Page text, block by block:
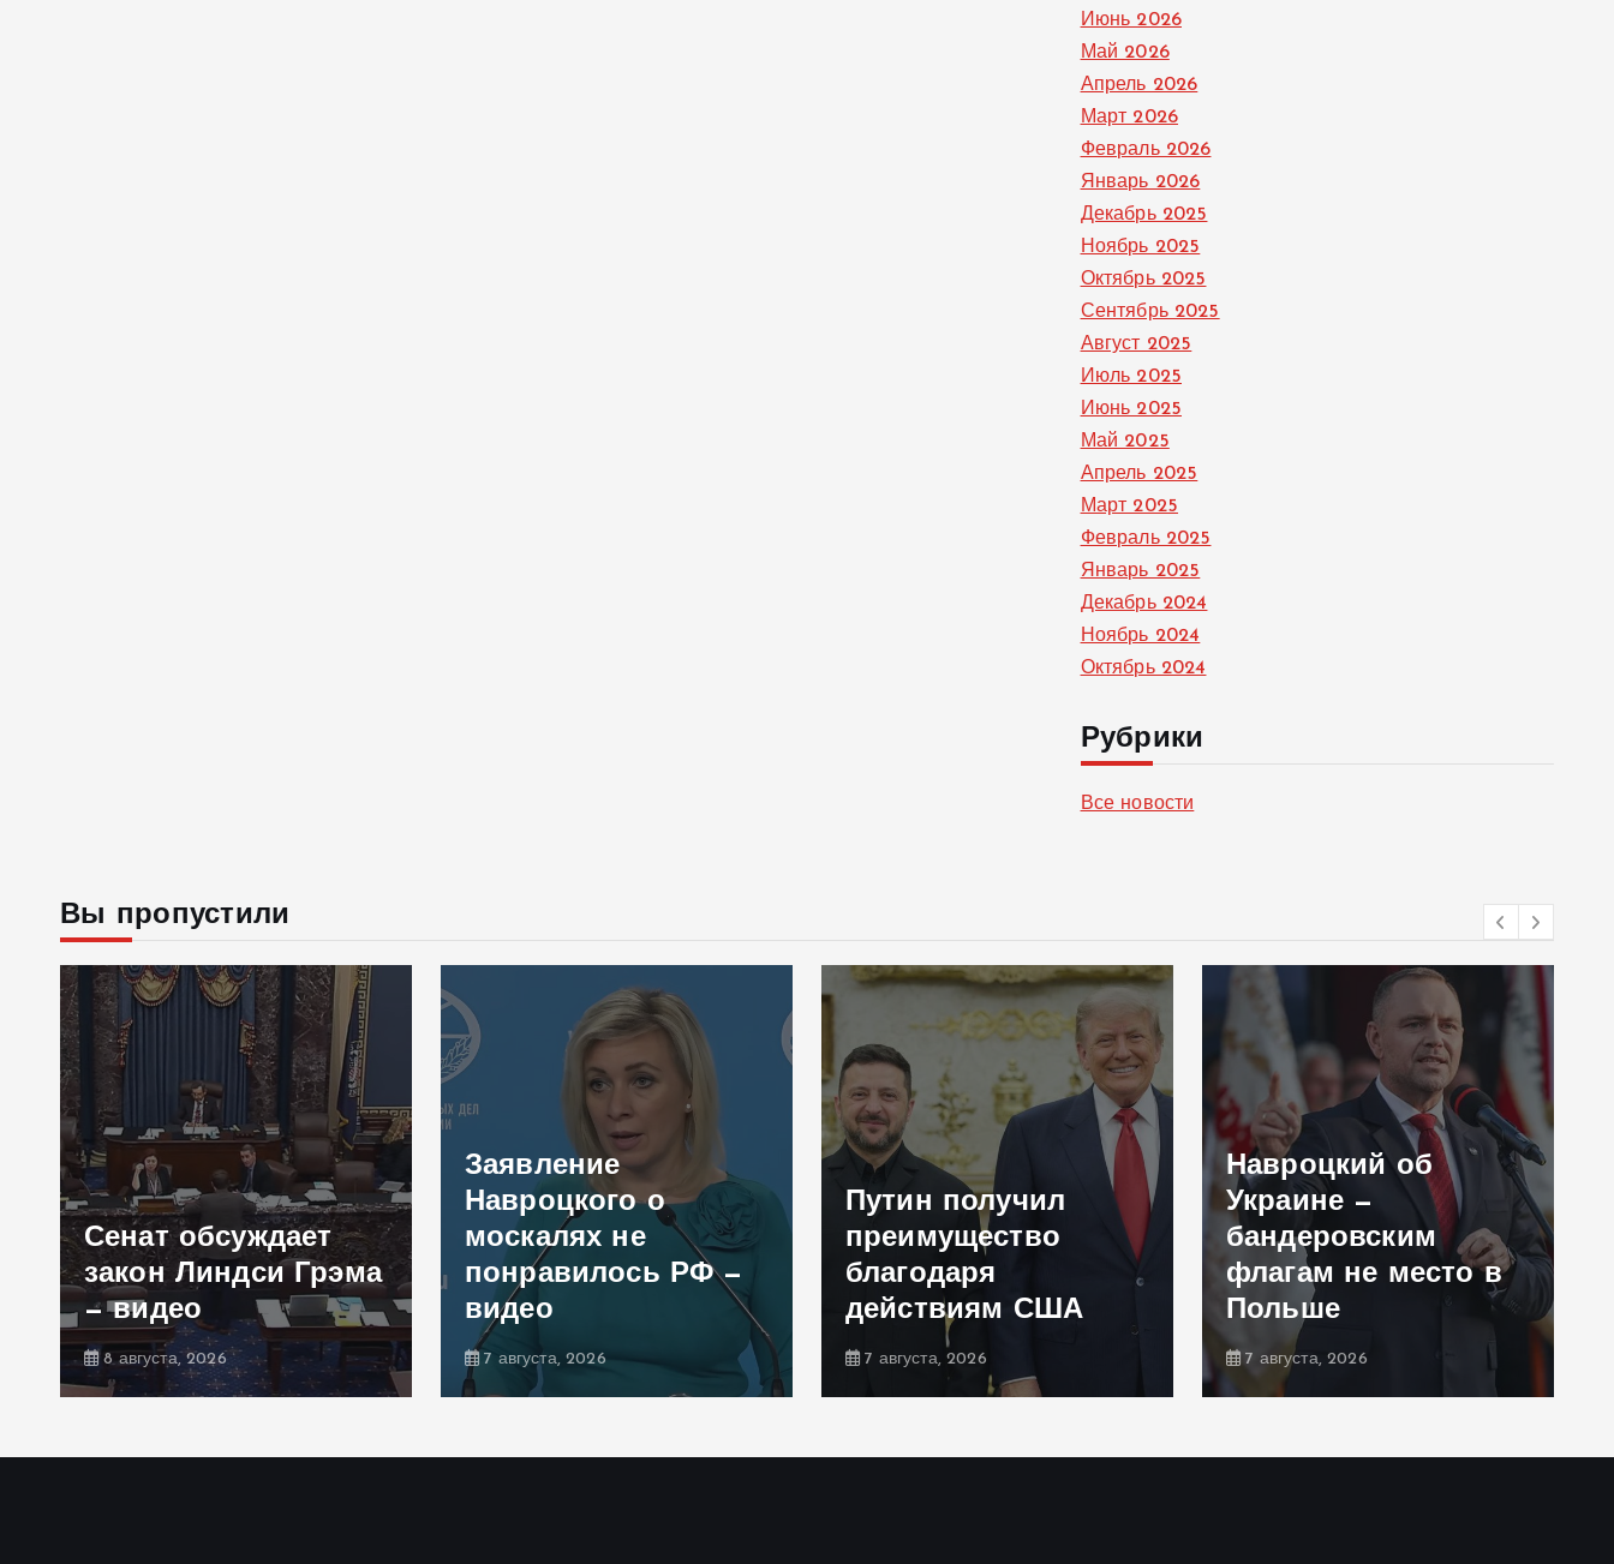
Июнь 2026
Май 2026
Апрель 2026
Март 2026
Февраль 2026
Январь 2026
Декабрь 2025
Ноябрь 2025
Октябрь 2025
Сентябрь 2025
Август 2025
Июль 2025
Июнь 2025
Май 2025
Апрель 2025
Март 2025
Февраль 2025
Январь 2025
Декабрь 2024
Ноябрь 2024
Октябрь 2024
Рубрики
Все новости
Вы пропустили
Сенат обсуждает
закон Линдси Грэма
— видео
8 августа, 2026
Заявление
Навроцкого о
москалях не
понравилось РФ —
видео
7 августа, 2026
Путин получил
преимущество
благодаря
действиям США
7 августа, 2026
Навроцкий об
Украине —
бандеровским
флагам не место в
Польше
7 августа, 2026